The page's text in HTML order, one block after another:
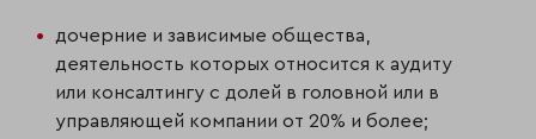
дочерние и зависимые общества,
деятельность которых относится к аудиту
или консалтингу с долей в головной или в
управляющей компании от 20% и более;